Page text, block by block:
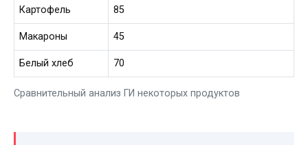
Сравнительный анализ ГИ некоторых продуктов
Картофель 85
Макароны 45
Белый хлеб 70